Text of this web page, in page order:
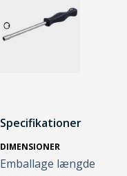
Specifikationer
DIMENSIONER
Emballage længde